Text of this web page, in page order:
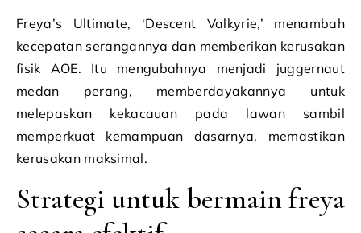
Freya’s Ultimate, ‘Descent Valkyrie,’ menambah
kecepatan serangannya dan memberikan kerusakan
fisik AOE. Itu mengubahnya menjadi juggernaut
medan perang, memberdayakannya untuk
melepaskan kekacauan pada lawan sambil
memperkuat kemampuan dasarnya, memastikan
kerusakan maksimal.
Strategi untuk bermain freya